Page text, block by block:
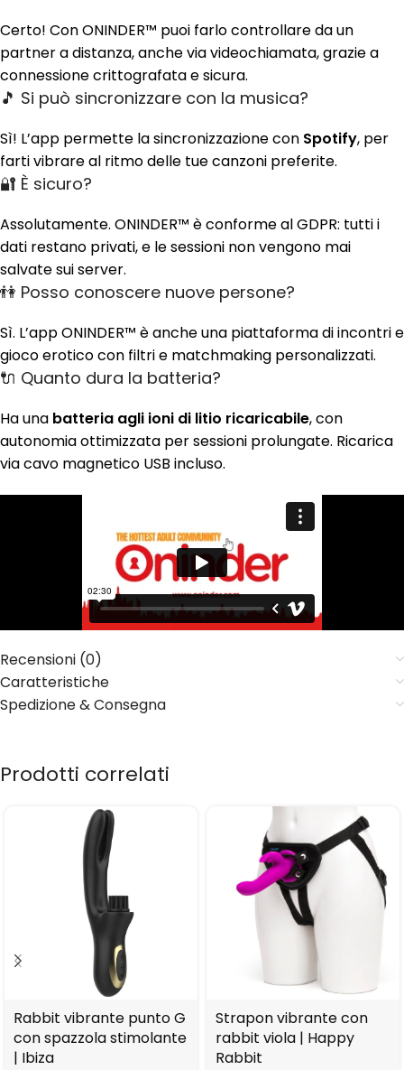
Certo! Con ONINDER™ puoi farlo controllare da un
partner a distanza, anche via videochiamata, grazie a
connessione crittografata e sicura.
🎵 Si può sincronizzare con la musica?
Sì! L’app permette la sincronizzazione con Spotify, per
farti vibrare al ritmo delle tue canzoni preferite.
🔐 È sicuro?
Assolutamente. ONINDER™ è conforme al GDPR: tutti i
dati restano privati, e le sessioni non vengono mai
salvate sui server.
👫 Posso conoscere nuove persone?
Sì. L’app ONINDER™ è anche una piattaforma di incontri e
gioco erotico con filtri e matchmaking personalizzati.
🔌 Quanto dura la batteria?
Ha una batteria agli ioni di litio ricaricabile, con
autonomia ottimizzata per sessioni prolungate. Ricarica
via cavo magnetico USB incluso.
Recensioni (0)
Caratteristiche
Spedizione & Consegna
Prodotti correlati
Rabbit vibrante punto G
con spazzola stimolante
| Ibiza
Strapon vibrante con
rabbit viola | Happy
Rabbit